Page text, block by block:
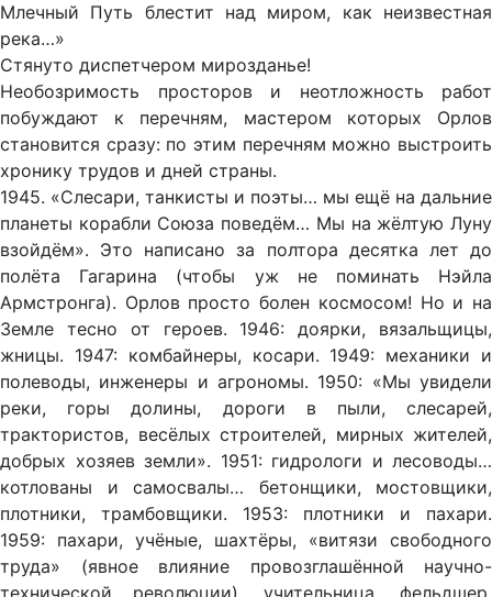
Млечный Путь блестит над миром, как неизвестная
река…»
Стянуто диспетчером мирозданье!
Необозримость просторов и неотложность работ
побуждают к перечням, мастером которых Орлов
становится сразу: по этим перечням можно выстроить
хронику трудов и дней страны.
1945. «Слесари, танкисты и поэты… мы ещё на дальние
планеты корабли Союза поведём… Мы на жёлтую Луну
взойдём». Это написано за полтора десятка лет до
полёта Гагарина (чтобы уж не поминать Нэйла
Армстронга). Орлов просто болен космосом! Но и на
Земле тесно от героев. 1946: доярки, вязальщицы,
жницы. 1947: комбайнеры, косари. 1949: механики и
полеводы, инженеры и агрономы. 1950: «Мы увидели
реки, горы долины, дороги в пыли, слесарей,
трактористов, весёлых строителей, мирных жителей,
добрых хозяев земли». 1951: гидрологи и лесоводы…
котлованы и самосвалы… бетонщики, мостовщики,
плотники, трамбовщики. 1953: плотники и пахари.
1959: пахари, учёные, шахтёры, «витязи свободного
труда» (явное влияние провозглашённой научно-